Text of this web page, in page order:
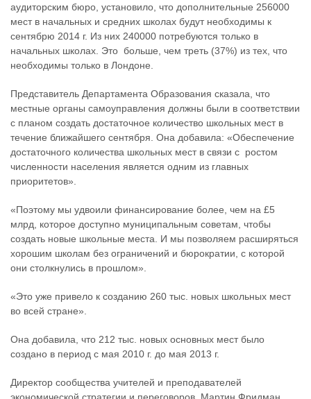
аудиторским бюро, установило, что дополнительные 256000
мест в начальных и средних школах будут необходимы к
сентябрю 2014 г. Из них 240000 потребуются только в
начальных школах. Это больше, чем треть (37%) из тех, что
необходимы только в Лондоне.
Представитель Департамента Образования сказала, что
местные органы самоуправления должны были в соответствии
с планом создать достаточное количество школьных мест в
течение ближайшего сентября. Она добавила: «Обеспечение
достаточного количества школьных мест в связи с ростом
численности населения является одним из главных
приоритетов».
«Поэтому мы удвоили финансирование более, чем на £5
млрд, которое доступно муниципальным советам, чтобы
создать новые школьные места. И мы позволяем расширяться
хорошим школам без ограничений и бюрократии, с которой
они столкнулись в прошлом».
«Это уже привело к созданию 260 тыс. новых школьных мест
во всей стране».
Она добавила, что 212 тыс. новых основных мест было
создано в период с мая 2010 г. до мая 2013 г.
Директор сообщества учителей и преподавателей
экономической стратегии и переговоров, Мартин Фридман